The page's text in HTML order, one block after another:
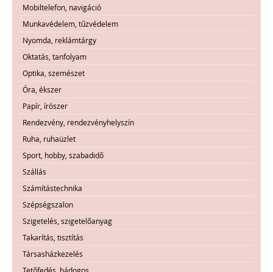
Mobiltelefon, navigáció
Munkavédelem, tűzvédelem
Nyomda, reklámtárgy
Oktatás, tanfolyam
Optika, szemészet
Óra, ékszer
Papír, írószer
Rendezvény, rendezvényhelyszín
Ruha, ruhaüzlet
Sport, hobby, szabadidő
Szállás
Számítástechnika
Szépségszalon
Szigetelés, szigetelőanyag
Takarítás, tisztítás
Társasházkezelés
Tetőfedés, bádogos